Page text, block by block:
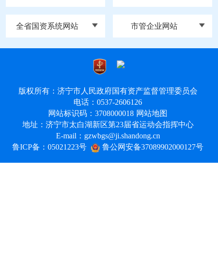
全省国资系统网站 市管企业网站
版权所有：济宁市人民政府国有资产监督管理委员会
电话：0537-2606126
网站标识码：3708000018 网站地图
地址：济宁市太白湖新区第23届省运动会指挥中心
E-mail：gzwbgs@ji.shandong.cn
鲁ICP备：05021223号
鲁公网安备37089902000127号